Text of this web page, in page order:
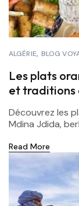
ALGÉRIE BLOG
Les plats
et traditions
Découvrez les
Mdina Jdida,
Read More